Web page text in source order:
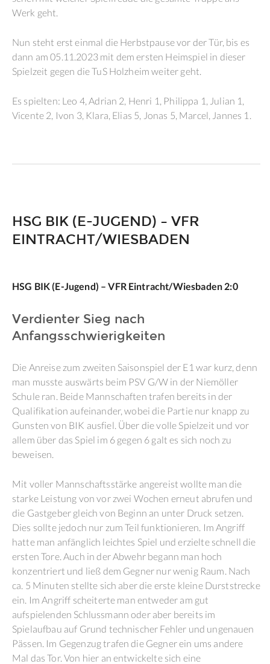
Werk geht.
Nun steht erst einmal die Herbstpause vor der Tür, bis es
dann am 05.11.2023 mit dem ersten Heimspiel in dieser
Spielzeit gegen die TuS Holzheim weiter geht.
Es spielten: Leo 4, Adrian 2, Henri 1, Philippa 1, Julian 1,
Vicente 2, Ivon 3, Klara, Elias 5, Jonas 5, Marcel, Jannes 1.
HSG BIK (E-JUGEND) – VFR
EINTRACHT/WIESBADEN
HSG BIK (E-Jugend) – VFR Eintracht/Wiesbaden 2:0
Verdienter Sieg nach
Anfangsschwierigkeiten
Die Anreise zum zweiten Saisonspiel der E1 war kurz, denn
man musste auswärts beim PSV G/W in der Niemöller
Schule ran. Beide Mannschaften trafen bereits in der
Qualifikation aufeinander, wobei die Partie nur knapp zu
Gunsten von BIK ausfiel. Über die volle Spielzeit und vor
allem über das Spiel im 6 gegen 6 galt es sich noch zu
beweisen.
Mit voller Mannschaftsstärke angereist wollte man die
starke Leistung von vor zwei Wochen erneut abrufen und
die Gastgeber gleich von Beginn an unter Druck setzen.
Dies sollte jedoch nur zum Teil funktionieren. Im Angriff
hatte man anfänglich leichtes Spiel und erzielte schnell die
ersten Tore. Auch in der Abwehr begann man hoch
konzentriert und ließ dem Gegner nur wenig Raum. Nach
ca. 5 Minuten stellte sich aber die erste kleine Durststrecke
ein. Im Angriff scheiterte man entweder am gut
aufspielenden Schlussmann oder aber bereits im
Spielaufbau auf Grund technischer Fehler und ungenauen
Pässen. Im Gegenzug trafen die Gegner ein ums andere
Mal das Tor. Von hier an entwickelte sich eine